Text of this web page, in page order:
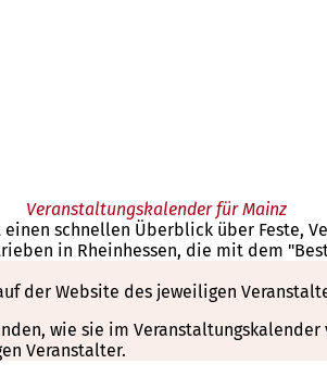
Veranstaltungskalender für Mainz
schnellen Überblick über Feste,
in Rheinhessen, die mit dem
der Website des jeweiligen
wie sie im
Veranstalter.